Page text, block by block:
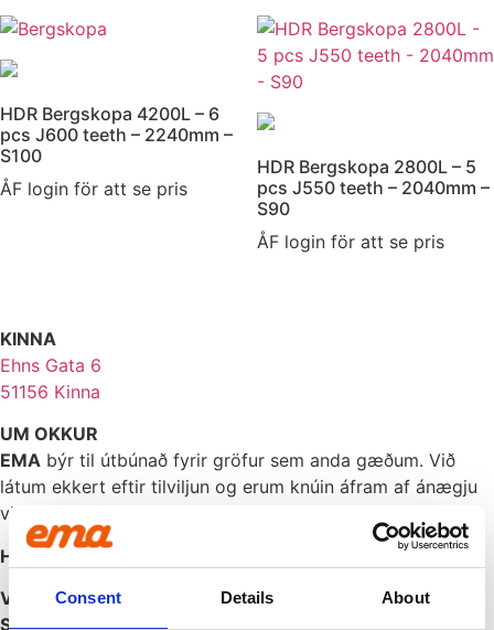
Consent Details About
HDR Bergskopa 4200L – 6
pcs J600 teeth – 2240mm –
S100
ÅF login för att se pris
HDR Bergskopa 2800L – 5
pcs J550 teeth – 2040mm –
S90
ÅF login för att se pris
KINNA
Ehns Gata 6
51156 Kinna
UM OKKUR
EMA býr til útbúnað fyrir gröfur sem anda gæðum. Við
látum ekkert eftir tilviljun og erum knúin áfram af ánægju
viðskiptavina okkar í Scandinavíu.
HAFÐU SAMBAND
Vélavit
Sími: 5272600